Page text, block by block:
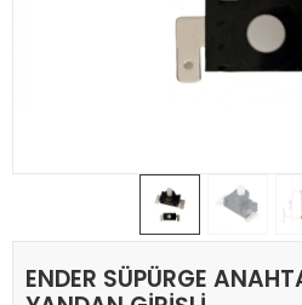
ENDER SÜPÜRGE